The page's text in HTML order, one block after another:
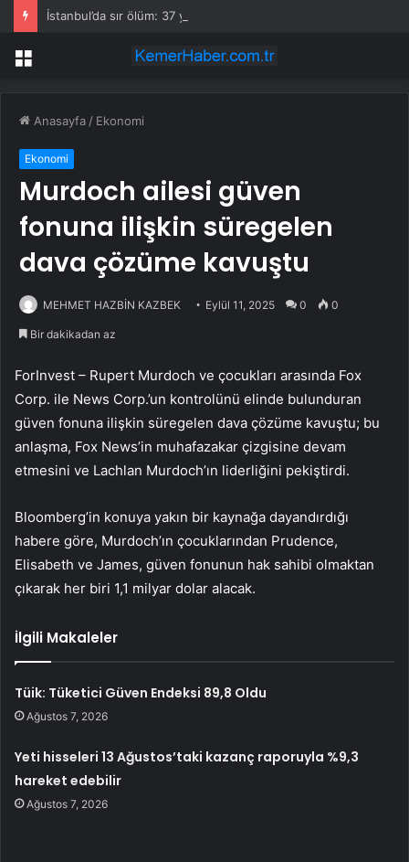
Menü
Anasayfa / Ekonomi
Ekonomi
Murdoch ailesi güven
fonuna ilişkin süregelen
dava çözüme kavuştu
MEHMET HAZBİN KAZBEK Eylül 11, 2025 0 0
Bir dakikadan az
ForInvest – Rupert Murdoch ve çocukları arasında Fox
Corp. ile News Corp.’un kontrolünü elinde bulunduran
güven fonuna ilişkin süregelen dava çözüme kavuştu; bu
anlaşma, Fox News’in muhafazakar çizgisine devam
etmesini ve Lachlan Murdoch’ın liderliğini pekiştirdi.
Bloomberg’in konuya yakın bir kaynağa dayandırdığı
habere göre, Murdoch’ın çocuklarından Prudence,
Elisabeth ve James, güven fonunun hak sahibi olmaktan
çıkarak her biri 1,1 milyar dolar alacak.
İlgili Makaleler
Tüik: Tüketici Güven Endeksi 89,8 Oldu
Ağustos 7, 2026
Yeti hisseleri 13 Ağustos’taki kazanç raporuyla %9,3
hareket edebilir
Ağustos 7, 2026